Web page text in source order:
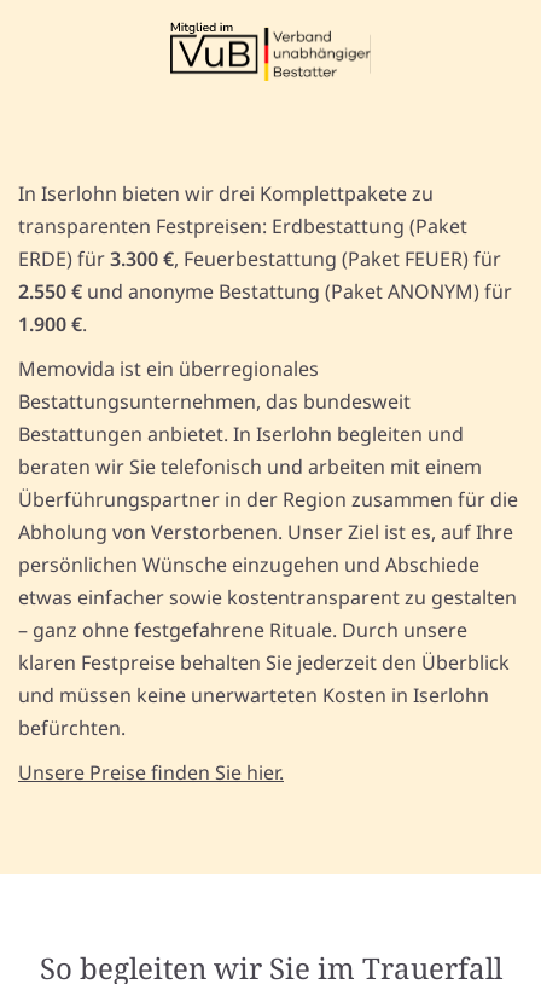
In Iserlohn bieten wir drei Komplettpakete zu
transparenten Festpreisen: Erdbestattung (Paket
ERDE) für3.300 €, Feuerbestattung (Paket FEUER) für
2.550 € und anonyme Bestattung (Paket ANONYM) für
1.900 €.
Memovida ist ein überregionales
Bestattungsunternehmen, das bundesweit
Bestattungen anbietet. In Iserlohn begleiten und
beraten wir Sie telefonisch und arbeiten mit einem
Überführungspartner in der Region zusammen für die
Abholung von Verstorbenen. Unser Ziel ist es, auf Ihre
persönlichen Wünsche einzugehen und Abschiede
etwas einfacher sowie kostentransparent zu gestalten
– ganz ohne festgefahrene Rituale. Durch unsere
klaren Festpreise behalten Sie jederzeit den Überblick
und müssen keine unerwarteten Kosten in Iserlohn
befürchten.
Unsere Preise finden Sie hier.
So begleiten wir Sie im Trauerfall